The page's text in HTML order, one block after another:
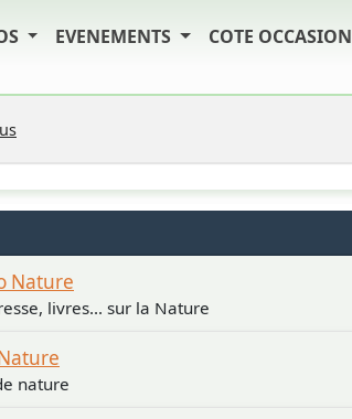
EVENEMENTS COTE OCCASION
Nature
livres... sur la Nature
nature